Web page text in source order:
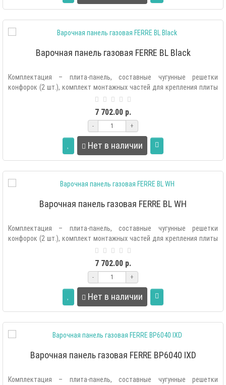
Варочная панель газовая FERRE BL Black
Комплектация – плита-панель, составные чугунные решетки
конфорок (2 шт.), комплект монтажных частей для крепления плиты
7 702.00 р.
- +
Нет в наличии
Варочная панель газовая FERRE BL WH
Комплектация – плита-панель, составные чугунные решетки
конфорок (2 шт.), комплект монтажных частей для крепления плиты
7 702.00 р.
- +
Нет в наличии
Варочная панель газовая FERRE BP6040 IXD
Комплектация – плита-панель, составные чугунные решетки